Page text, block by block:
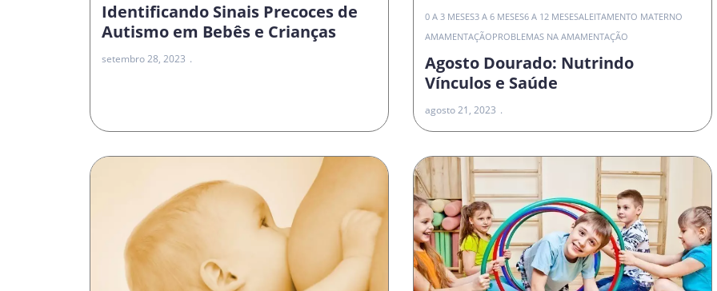
Identificando Sinais Precoces de
Autismo em Bebês e Crianças
setembro 28, 2023
0 A 3 MESES3 A 6 MESES6 A 12 MESESALEITAMENTO MATERNO
AMAMENTAÇÃOPROBLEMAS NA AMAMENTAÇÃO
Agosto Dourado: Nutrindo
Vínculos e Saúde
agosto 21, 2023